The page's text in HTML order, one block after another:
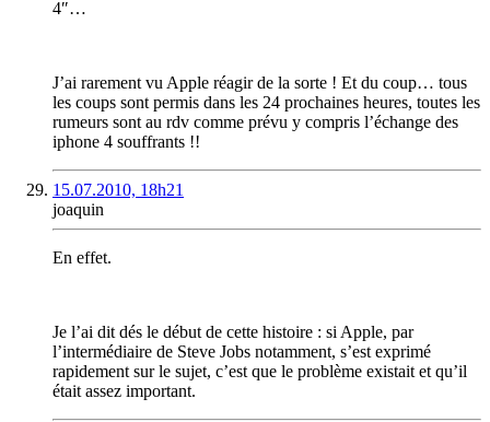
4″…
J’ai rarement vu Apple réagir de la sorte ! Et du coup… tous
les coups sont permis dans les 24 prochaines heures, toutes les
rumeurs sont au rdv comme prévu y compris l’échange des
iphone 4 souffrants !!
15.07.2010, 18h21
joaquin
En effet.
Je l’ai dit dés le début de cette histoire : si Apple, par
l’intermédiaire de Steve Jobs notamment, s’est exprimé
rapidement sur le sujet, c’est que le problème existait et qu’il
était assez important.